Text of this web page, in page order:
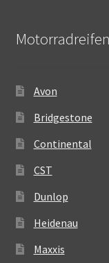
Avon
Bridgestone
Continental
CST
Dunlop
Heidenau
Maxxis